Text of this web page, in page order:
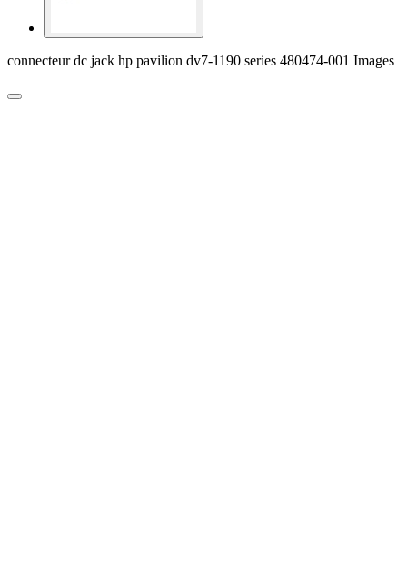
connecteur dc jack hp pavilion dv7-1190 series 480474-001 Images